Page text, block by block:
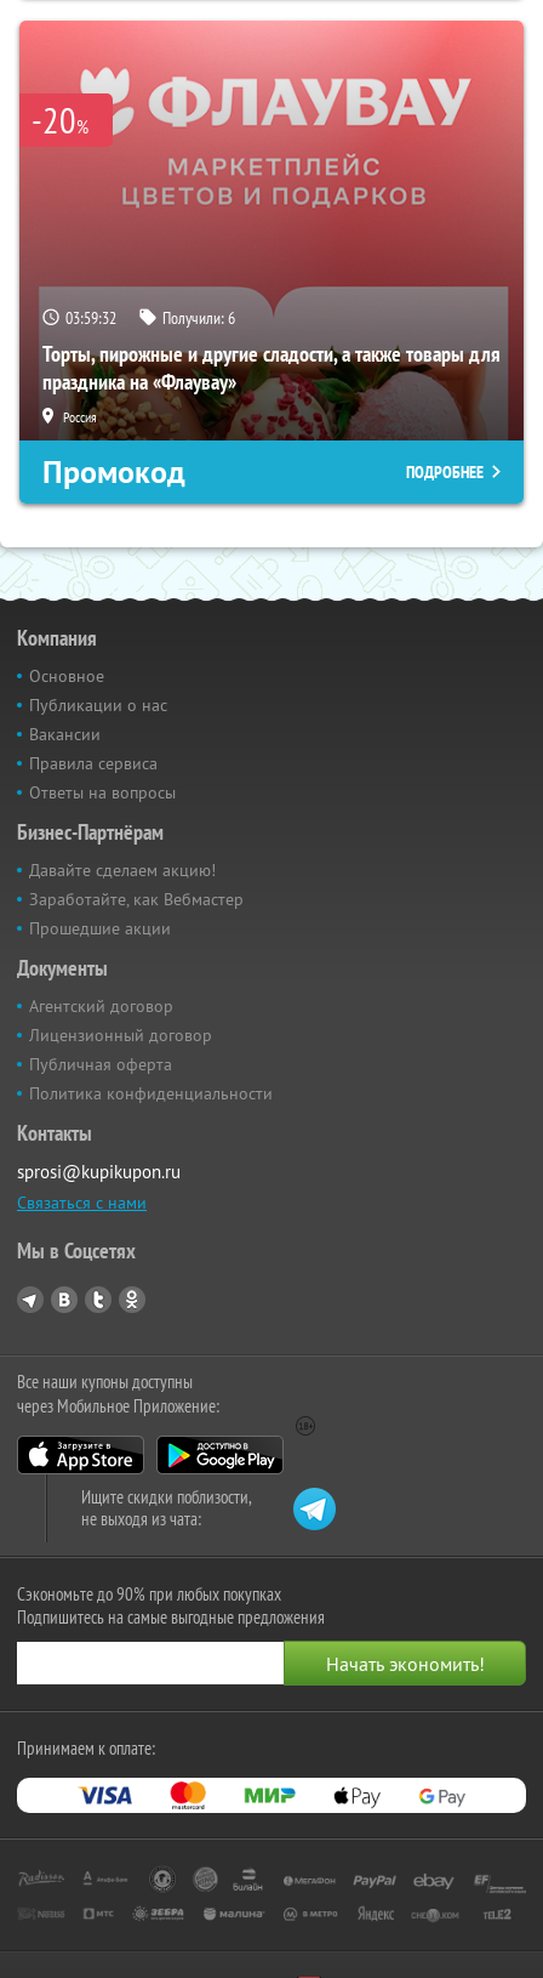
-20%
03:59:31 Получили:6
Торты, пирожные и другие сладости, а также товары для
праздника на «Флаувау»
Россия
Промокод ПОДРОБНЕЕ
Компания
Основное
Публикации о нас
Вакансии
Правила сервиса
Ответы на вопросы
Бизнес-Партнёрам
Давайте сделаем акцию!
Заработайте, как Вебмастер
Прошедшие акции
Документы
Агентский договор
Лицензионный договор
Публичная оферта
Политика конфиденциальности
Контакты
sprosi@kupikupon.ru
Связаться с нами
Мы в Соцсетях
Все наши купоны доступны
через Мобильное Приложение:
Ищите скидки поблизости,
не выходя из чата:
Сэкономьте до 90% при любых покупках
Подпишитесь на самые выгодные предложения
Принимаем к оплате: